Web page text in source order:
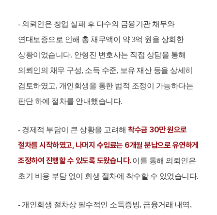
- 의뢰인은 창업 실패 후 다수의 금융기관 채무와
연대보증으로 인해 총 채무액이 약 3억 원을 상회한
상황이었습니다. 안형진 변호사는 직접 상담을 통해
의뢰인의 채무 구성, 소득 수준, 보유 재산 등을 상세히
검토하였고, 개인회생을 통한 법적 조정이 가능하다는
판단 하에 절차를 안내했습니다.
- 경제적 부담이 큰 상황을 고려해착수금 30만 원으로
절차를 시작하였고, 나머지 수임료는 6개월 분납으로 유연하게
조정하여 진행할 수 있도록 도왔습니다.이를 통해 의뢰인은
초기 비용 부담 없이 회생 절차에 착수할 수 있었습니다.
- 개인회생 절차상 필수적인 소득증빙, 금융거래 내역,